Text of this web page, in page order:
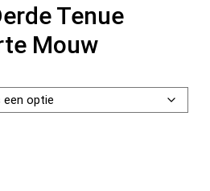
Tenue
Mouw